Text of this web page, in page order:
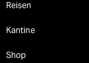
Reisen
Kantine
Shop